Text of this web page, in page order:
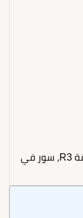
في قلب الواحة الخضراء بمنطقة R3، سور في